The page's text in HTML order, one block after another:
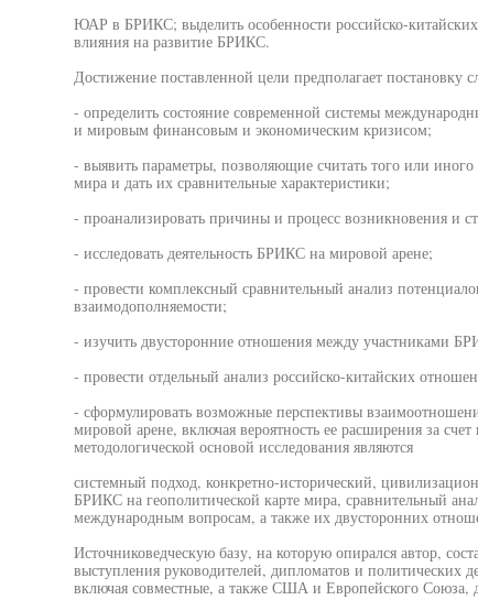
ЮАР в БРИКС; выделить особенности российско-
влияния на развитие БРИКС.
Достижение поставленной цели предполагает постановку
- определить состояние современной системы
и мировым финансовым и экономическим кризисом;
- выявить параметры, позволяющие считать того или
мира и дать их сравнительные характеристики;
- проанализировать причины и процесс возникновения и
- исследовать деятельность БРИКС на мировой арене;
- провести комплексный сравнительный анализ
взаимодополняемости;
- изучить двусторонние отношения между участниками
- провести отдельный анализ российско-китайских
- сформулировать возможные перспективы
мировой арене, включая вероятность ее расширения за
методологической основой исследования являются
системный подход, конкретно-исторический,
БРИКС на геополитической карте мира, сравнительный
международным вопросам, а также их двусторонних
Источниковедческую базу, на которую опирался автор,
выступления руководителей, дипломатов и политических
включая совместные, а также США и Европейского Союза,